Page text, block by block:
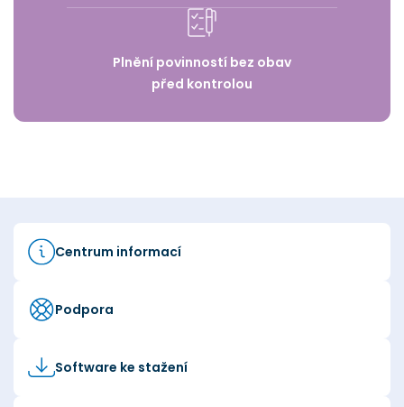
Plnění povinností bez obav
před kontrolou
Centrum informací
Podpora
Software ke stažení